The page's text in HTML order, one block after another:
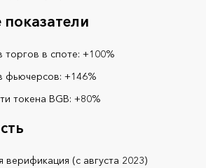
торгов в споте: +100%
фьючерсов: +146%
токена BGB: +80%
верификация (с августа 2023)